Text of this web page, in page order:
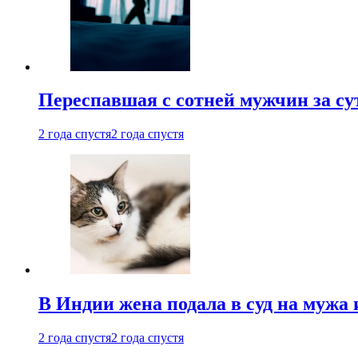
Переспавшая с сотней мужчин за
2 года спустя2 года спустя
В Индии жена подала в суд на мужа
2 года спустя2 года спустя